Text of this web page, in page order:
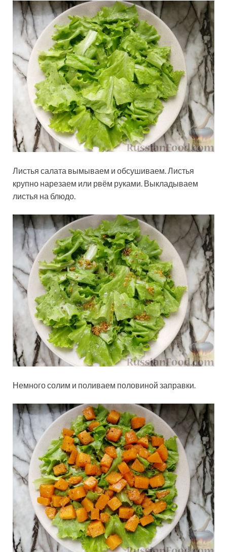
Листья салата вымываем и обсушиваем. Листья
крупно нарезаем или рвём руками. Выкладываем
листья на блюдо.
Немного солим и поливаем половиной заправки.